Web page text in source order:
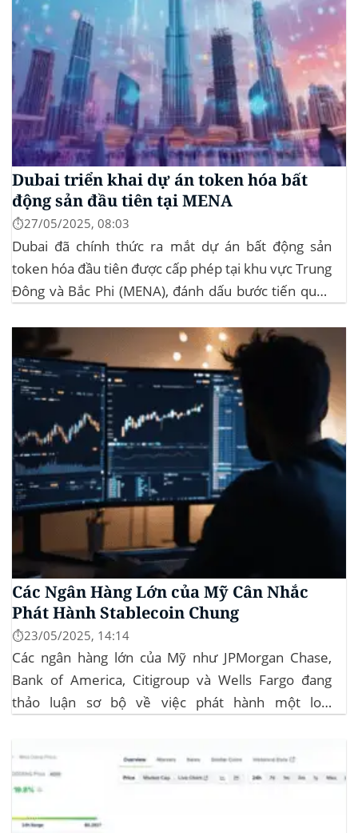
Dubai triển khai dự án token hóa bất
động sản đầu tiên tại MENA
⏱️27/05/2025, 08:03
Dubai đã chính thức ra mắt dự án bất động sản
token hóa đầu tiên được cấp phép tại khu vực Trung
Đông và Bắc Phi (MENA), đánh dấu bước tiến quan
vào lĩnh vực bất động sản. Dự án này là...
Các Ngân Hàng Lớn của Mỹ Cân Nhắc
Phát Hành Stablecoin Chung
⏱️23/05/2025, 14:14
Các ngân hàng lớn của Mỹ như JPMorgan Chase,
Bank of America, Citigroup và Wells Fargo đang
thảo luận sơ bộ về việc phát hành một loại
tiền điện tử. Các...